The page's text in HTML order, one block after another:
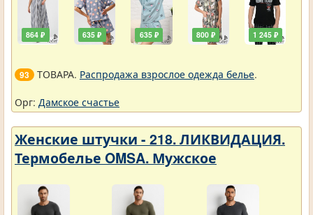
864 ₽ 635 ₽ 635 ₽ 800 ₽ 1 245 ₽
93 ТОВАРА. Распродажа взрослое одежда белье.
Орг: Дамское счастье
Женские штучки - 218. ЛИКВИДАЦИЯ.
Термобелье OMSA. Мужское